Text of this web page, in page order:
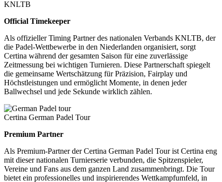
KNLTB
Official Timekeeper
Als offizieller Timing Partner des nationalen Verbands KNLTB, der
die Padel-Wettbewerbe in den Niederlanden organisiert, sorgt
Certina während der gesamten Saison für eine zuverlässige
Zeitmessung bei wichtigen Turnieren. Diese Partnerschaft spiegelt
die gemeinsame Wertschätzung für Präzision, Fairplay und
Höchstleistungen und ermöglicht Momente, in denen jeder
Ballwechsel und jede Sekunde wirklich zählen.
Certina German Padel Tour
Premium Partner
Als Premium-Partner der Certina German Padel Tour ist Certina eng
mit dieser nationalen Turnierserie verbunden, die Spitzenspieler,
Vereine und Fans aus dem ganzen Land zusammenbringt. Die Tour
bietet ein professionelles und inspirierendes Wettkampfumfeld, in